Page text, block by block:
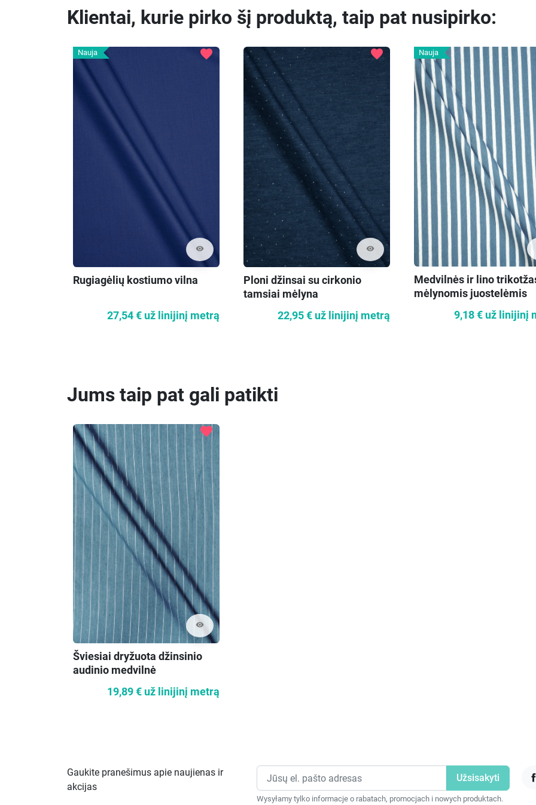
Klientai, kurie pirko šį produktą, taip pat nusipirko:
Nauja
visibility
favorite
Rugiagėlių kostiumo vilna
27,54 € už linijinį metrą
visibility
favorite
Ploni džinsai su cirkonio
tamsiai mėlyna
22,95 € už linijinį metrą
Nauja
Medvilnės ir lino
mėlynomis juostelėmis
9,18 € už linijinį
Jums taip pat gali patikti
visibility
favorite
Šviesiai dryžuota džinsinio
audinio medvilnė
19,89 € už linijinį metrą
Gaukite pranešimus apie naujienas ir
akcijas
Wysyłamy tylko informacje o rabatach, promocjach i nowych produktach.